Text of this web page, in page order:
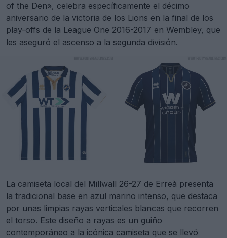
of the Den», celebra específicamente el décimo
aniversario de la victoria de los Lions en la final de los
play-offs de la League One 2016-2017 en Wembley, que
les aseguró el ascenso a la segunda división.
La camiseta local del Millwall 26-27 de Erreà presenta
la tradicional base en azul marino intenso, que destaca
por unas limpias rayas verticales blancas que recorren
el torso. Este diseño a rayas es un guiño
contemporáneo a la icónica camiseta que se llevó